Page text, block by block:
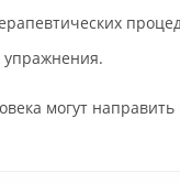
могут